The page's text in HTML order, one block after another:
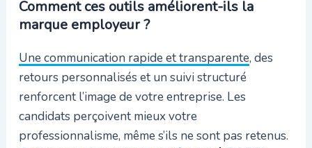
Comment ces outils améliorent-ils la
marque employeur ?
Une communication rapide et transparente, des
retours personnalisés et un suivi structuré
renforcent l’image de votre entreprise. Les
candidats perçoivent mieux votre
professionnalisme, même s’ils ne sont pas retenus.